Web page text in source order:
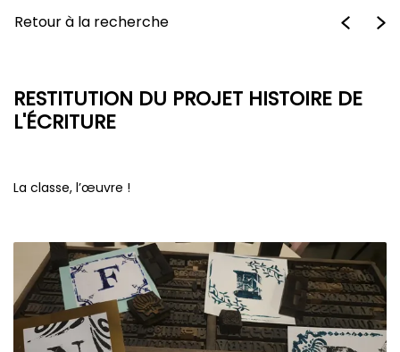
Retour à la recherche
RESTITUTION DU PROJET HISTOIRE DE
L'ÉCRITURE
La classe, l’œuvre !